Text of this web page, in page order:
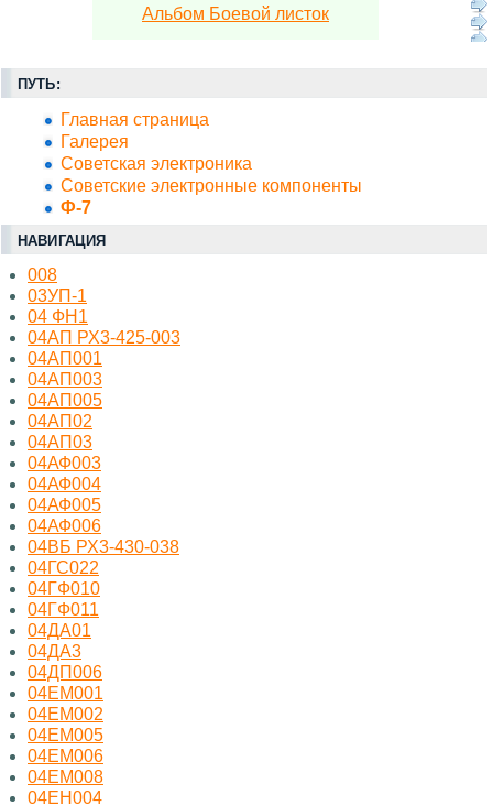
Альбом Боевой листок
ПУТЬ:
Главная страница
Галерея
Советская электроника
Советские электронные компоненты
Ф-7
НАВИГАЦИЯ
008
03УП-1
04 ФН1
04АП РХ3-425-003
04АП001
04АП003
04АП005
04АП02
04АП03
04АФ003
04АФ004
04АФ005
04АФ006
04ВБ РХ3-430-038
04ГС022
04ГФ010
04ГФ011
04ДА01
04ДА3
04ДП006
04ЕМ001
04ЕМ002
04ЕМ005
04ЕМ006
04ЕМ008
04ЕН004